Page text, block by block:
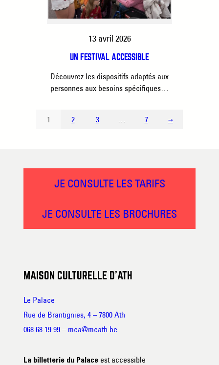
13 avril 2026
UN FESTIVAL ACCESSIBLE
Découvrez les dispositifs adaptés aux
personnes aux besoins spécifiques…
1 2 3 7 →
JE CONSULTE LES TARIFS
JE CONSULTE LES BROCHURES
MAISON CULTURELLE D’ATH
Le Palace
Rue de Brantignies, 4 – 7800 Ath
068 68 19 99 – mca@mcath.be
La billetterie du Palace est accessible